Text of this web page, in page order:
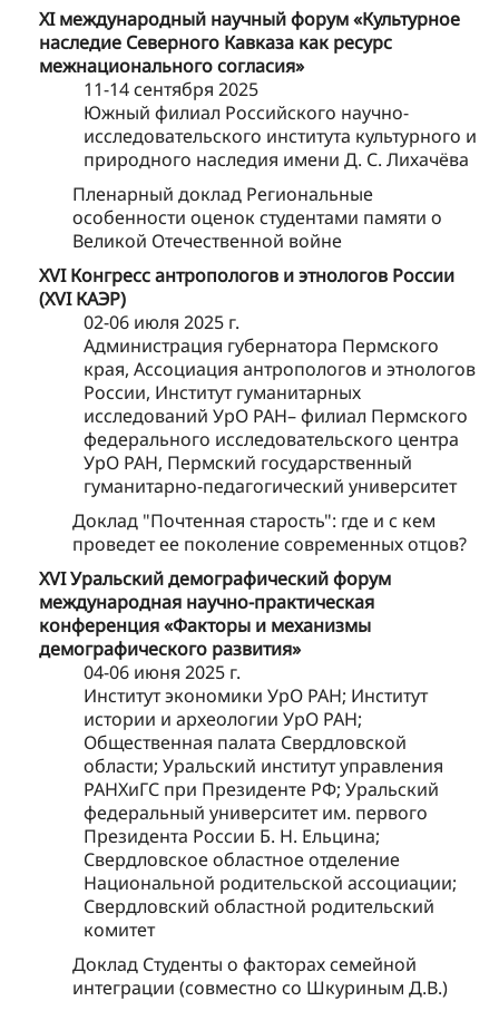
ХI международный научный форум «Культурное
наследие Северного Кавказа как ресурс
межнационального согласия»
11-14 сентября 2025
Южный филиал Российского научно-
исследовательского института культурного и
природного наследия имени Д. С. Лихачёва
Пленарный доклад Региональные
особенности оценок студентами памяти о
Великой Отечественной войне
XVI Конгресс антропологов и этнологов России
(XVI КАЭР)
02-06 июля 2025 г.
Администрация губернатора Пермского
края, Ассоциация антропологов и этнологов
России, Институт гуманитарных
исследований УрО РАН– филиал Пермского
федерального исследовательского центра
УрО РАН, Пермский государственный
гуманитарно-педагогический университет
Доклад "Почтенная старость": где и с кем
проведет ее поколение современных отцов?
XVI Уральский демографический форум
международная научно-практическая
конференция «Факторы и механизмы
демографического развития»
04-06 июня 2025 г.
Институт экономики УрО РАН; Институт
истории и археологии УрО РАН;
Общественная палата Свердловской
области; Уральский институт управления
РАНХиГС при Президенте РФ; Уральский
федеральный университет им. первого
Президента России Б. Н. Ельцина;
Свердловское областное отделение
Национальной родительской ассоциации;
Свердловский областной родительский
комитет
Доклад Студенты о факторах семейной
интеграции (совместно со Шкуриным Д.В.)